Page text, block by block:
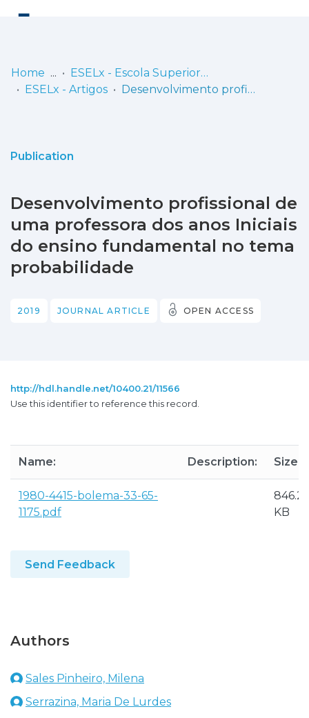
Statistics
Home
ESELx - Escola Superior de Educação de Lisboa
ESELx - Artigos
Desenvolvimento profissional de uma professora dos anos Iniciais do ensino fundamental no tema probabilidade
Publication
Desenvolvimento profissional de
uma professora dos anos Iniciais
do ensino fundamental no tema
probabilidade
2019 JOURNAL ARTICLE OPEN ACCESS
http://hdl.handle.net/10400.21/11566
Use this identifier to reference this record.
Name: Description: Size:
1980-4415-bolema-33-65-
1175.pdf
846.25
KB
Send Feedback
Authors
Sales Pinheiro, Milena
Serrazina, Maria De Lurdes